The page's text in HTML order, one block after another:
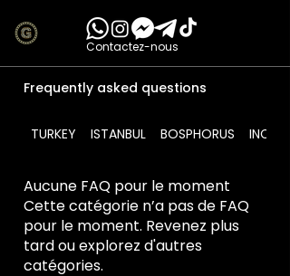
Contactez-nous
Frequently asked questions
TURKEY ISTANBUL BOSPHORUS
Aucune FAQ pour le moment
Cette catégorie n’a pas de FAQ
pour le moment. Revenez plus
tard ou explorez d'autres
catégories.